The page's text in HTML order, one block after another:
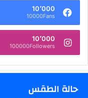
10٬000
10000Fans
10٬000
100000Followers
حالة الطقس